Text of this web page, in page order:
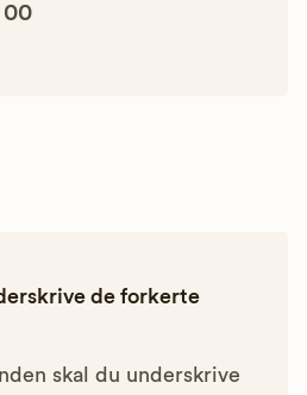
00
de forkerte
skal du underskrive